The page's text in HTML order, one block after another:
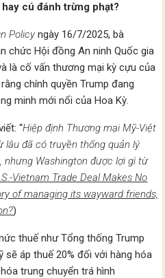
cú đánh trừng phạt?
Policy ngày 16/7/2025, bà
chức Hội đồng An ninh Quốc gia
là cố vấn thương mại kỳ cựu của
chính quyền Trump đang
minh mới nổi của Hoa Kỳ.
“Hiệp định Thương mại Mỹ-Việt
lâu đã có truyền thống quản lý
nhưng Washington được lợi gì từ
Vietnam Trade Deal Makes No
of managing its wayward friends,
)
thuế như Tổng thống Trump
áp thuế 20% đối với hàng hóa
trung chuyển trá hình